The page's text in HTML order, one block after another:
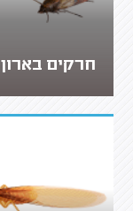
חרקים